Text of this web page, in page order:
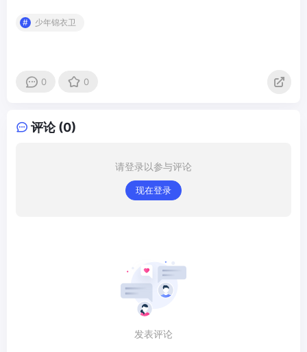
少年锦衣卫
0 0
评论 (0)
请登录以参与评论
现在登录
发表评论